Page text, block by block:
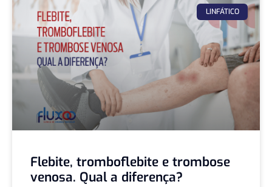
LINFÁTICO
Flebite, tromboflebite e trombose
venosa. Qual a diferença?